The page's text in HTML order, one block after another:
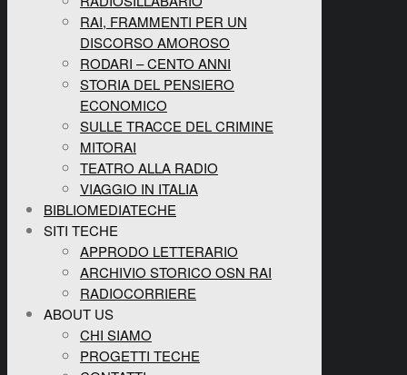
RAI, FRAMMENTI PER UN
DISCORSO AMOROSO
RODARI – CENTO ANNI
STORIA DEL PENSIERO
ECONOMICO
SULLE TRACCE DEL CRIMINE
MITORAI
TEATRO ALLA RADIO
VIAGGIO IN ITALIA
BIBLIOMEDIATECHE
SITI TECHE
APPRODO LETTERARIO
ARCHIVIO STORICO OSN RAI
RADIOCORRIERE
ABOUT US
CHI SIAMO
PROGETTI TECHE